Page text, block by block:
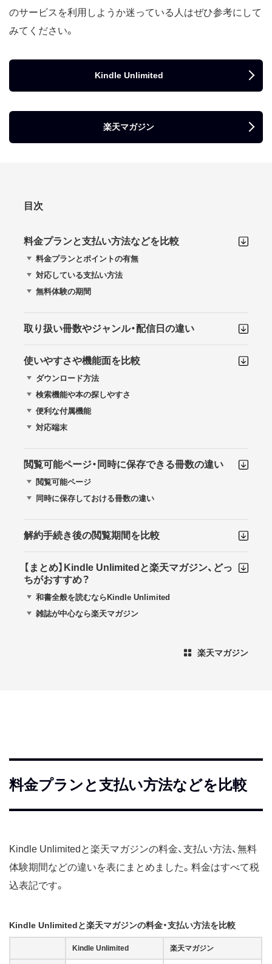
のサービスを利用しようか迷っている人はぜひ参考にして
みてください。
Kindle Unlimited
楽天マガジン
目次
料金プランと支払い方法などを比較
料金プランとポイントの有無
対応している支払い方法
無料体験の期間
取り扱い冊数やジャンル・配信日の違い
使いやすさや機能面を比較
ダウンロード方法
検索機能や本の探しやすさ
便利な付属機能
対応端末
閲覧可能ページ・同時に保存できる冊数の違い
閲覧可能ページ
同時に保存しておける冊数の違い
解約手続き後の閲覧期間を比較
【まとめ】Kindle Unlimitedと楽天マガジン、どっ
ちがおすすめ？
和書全般を読むならKindle Unlimited
雑誌が中心なら楽天マガジン
楽天マガジン
料金プランと支払い方法などを比較
Kindle Unlimitedと楽天マガジンの料金、支払い方法、無料
体験期間などの違いを表にまとめました。料金はすべて税
込表記です。
Kindle Unlimitedと楽天マガジンの料金・支払い方法を比較
Kindle Unlimited 楽天マガジン